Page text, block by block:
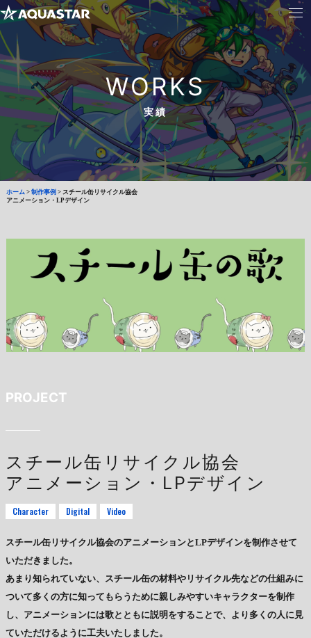
WORKS
実績
ホーム> 制作事例 > スチール缶リサイクル協会
アニメーション・LPデザイン
PROJECT
スチール缶リサイクル協会
アニメーション・LPデザイン
Character Digital Video
スチール缶リサイクル協会のアニメーションとLPデザインを制作させて
いただきました。
あまり知られていない、スチール缶の材料やリサイクル先などの仕組みに
ついて多くの方に知ってもらうために親しみやすいキャラクターを制作
し、アニメーションには歌とともに説明をすることで、より多くの人に見
ていただけるように工夫いたしました。